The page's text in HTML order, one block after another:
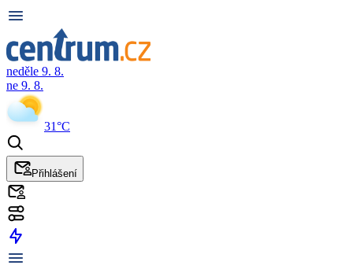
neděle 9. 8.
ne 9. 8.
31°C
Přihlášení